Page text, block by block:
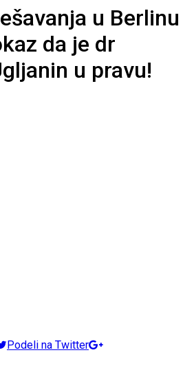
u Berlinu
da je dr
u pravu!
Podeli na Twitter